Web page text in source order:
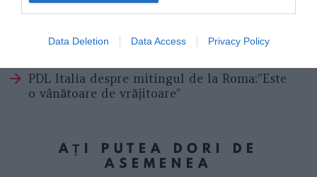
Data Deletion Data Access Privacy Policy
Articolul anterior
stea
PDL Italia despre mitingul de la Roma:”Este
o vânătoare de vrăjitoare”
AȚI PUTEA DORI DE
ASEMENEA